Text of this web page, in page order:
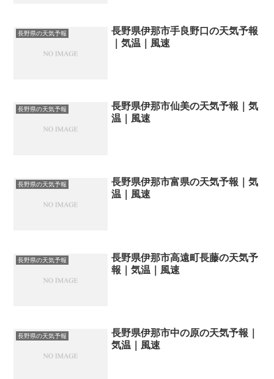
長野県の天気予報
長野県伊那市手良野口の天気予報
｜気温｜風速
長野県の天気予報
長野県伊那市仙美の天気予報｜気
温｜風速
長野県の天気予報
長野県伊那市富県の天気予報｜気
温｜風速
長野県の天気予報
長野県伊那市高遠町長藤の天気予
報｜気温｜風速
長野県の天気予報
長野県伊那市中の原の天気予報｜
気温｜風速